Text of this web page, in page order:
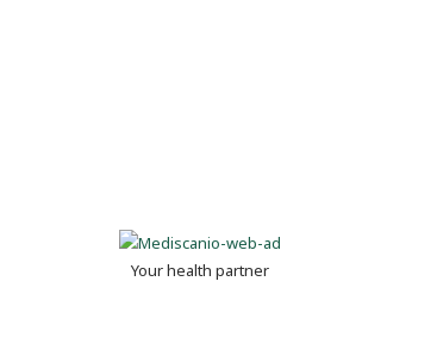
Your health partner